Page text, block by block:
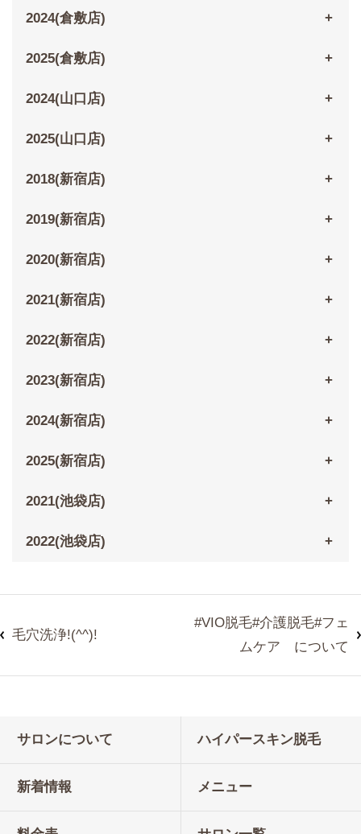
2024(倉敷店)
2025(倉敷店)
2024(山口店)
2025(山口店)
2018(新宿店)
2019(新宿店)
2020(新宿店)
2021(新宿店)
2022(新宿店)
2023(新宿店)
2024(新宿店)
2025(新宿店)
2021(池袋店)
2022(池袋店)
毛穴洗浄!(^^)!
#VIO脱毛#介護脱毛#フェ
ムケア について
サロンについて ハイパースキン脱毛
新着情報 メニュー